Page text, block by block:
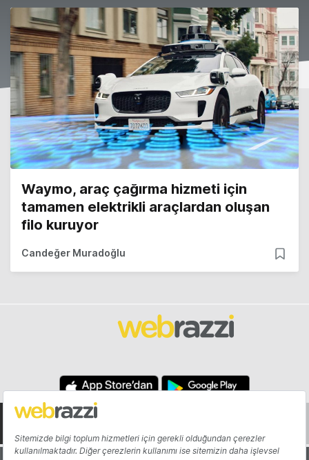
Waymo, araç çağırma hizmeti için
tamamen elektrikli araçlardan oluşan
filo kuruyor
Candeğer Muradoğlu